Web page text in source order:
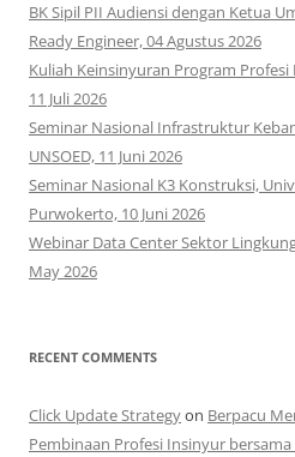
BK Sipil PII Audiensi dengan Ketua
Ready Engineer, 04 Agustus 2026
Kuliah Keinsinyuran Program Profesi
11 Juli 2026
Seminar Nasional Infrastruktur
UNSOED, 11 Juni 2026
Seminar Nasional K3 Konstruksi,
Purwokerto, 10 Juni 2026
Webinar Data Center Sektor
May 2026
RECENT COMMENTS
Click Update Strategyon Berpacu
Pembinaan Profesi Insinyur bersama